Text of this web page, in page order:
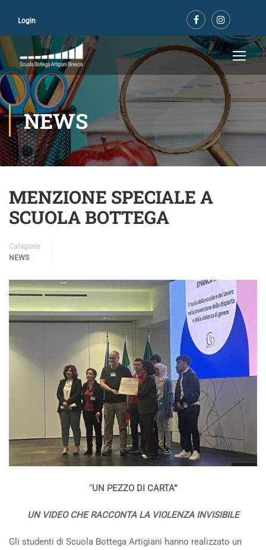
Login
NEWS
MENZIONE SPECIALE A
SCUOLA BOTTEGA
Categorie
NEWS
“UN PEZZO DI CARTA”
UN VIDEO CHE RACCONTA LA VIOLENZA INVISIBILE
Gli studenti di Scuola Bottega Artigiani hanno realizzato un